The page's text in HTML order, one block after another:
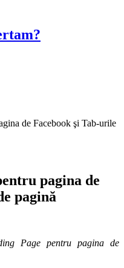
de Facebook şi Tab-urile
pagina de
pagină
Page pentru pagina de